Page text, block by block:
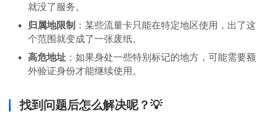
就没了服务。
归属地限制 ：某些流量卡只能在特定地区使用，出了这
个范围就变成了一张废纸。
高危地址 ：如果身处一些特别标记的地方，可能需要额
外验证身份才能继续使用。
找到问题后怎么解决呢？💡